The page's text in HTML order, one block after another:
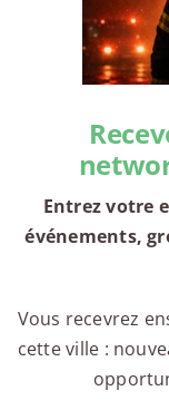
Entrez votre
événements,
Vous recevrez
cette ville :